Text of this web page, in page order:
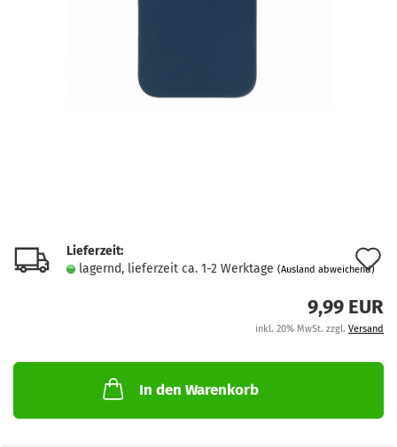
Lieferzeit:
lagernd, lieferzeit ca. 1-2 Werktage (Ausland abweichend)
9,99 EUR
inkl. 20% MwSt. zzgl. Versand
In den Warenkorb